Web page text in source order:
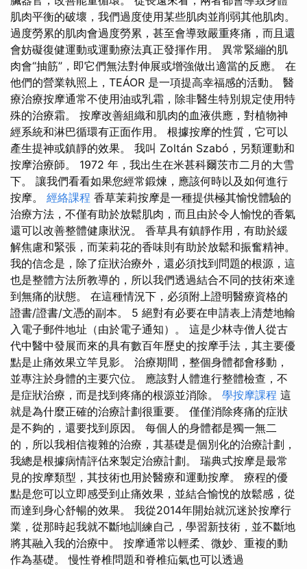
肌肉平衡的破壞，我們過度使用某些肌肉並削弱其他肌肉。
過度勞累的肌肉會過度勞累，甚至會導致嚴重疼痛，而且還
會妨礙復健運動或運動療法真正發揮作用。 異常緊繃的肌
肉會“抽筋”，即它們無法對伸展或增強做出適當的反應。 在
他們的營業執照上，TEÁOR 是一項提高幸福感的活動。 醫
療治療按摩通常不使用油或乳霜，除非醫生特別規定使用特
殊的治療霜。 按摩改善組織和肌肉的血液供應，對植物神
經系統和淋巴循環有正面作用。 根據按摩的性質，它可以
產生提神或鎮靜的效果。 我叫 Zoltán Szabó，另類運動和
按摩治療師。 1972 年，我出生在米甚科爾茨市二月的大雪
下。 讓我們看看如果您經常鍛煉，應該何時以及如何進行
按摩。 經絡課程 香草茉莉按摩是一種提供極其愉悅體驗的
治療方法，不僅有助於放鬆肌肉，而且由於令人愉悅的香氣
還可以改善整體健康狀況。 香草具有鎮靜作用，有助於緩
解焦慮和緊張，而茉莉花的香味則有助於放鬆和振奮精神。
我的信念是，除了症狀治療外，還必須找到問題的根源，這
也是整體方法所教導的，所以我們透過結合不同的技術來達
到無痛的狀態。 在這種情況下，必須附上證明醫療資格的
證書/證書/文憑的副本。 5 絕對有必要在申請表上清楚地輸
入電子郵件地址（由於電子通知）。 這是少林寺僧人從古
代中醫中發展而來的具有數百年歷史的按摩手法，其主要優
點是止痛效果立竿見影。 治療期間，整個身體都會移動，
並專注於身體的主要穴位。 應該對人體進行整體檢查，不
是症狀治療，而是找到疼痛的根源並消除。 學按摩課程 這
就是為什麼正確的治療計劃很重要。 僅僅消除疼痛的症狀
是不夠的，還要找到原因。 每個人的身體都是獨一無二
的，所以我相信複雜的治療，其基礎是個別化的治療計劃，
我總是根據病情評估來製定治療計劃。 瑞典式按摩是最常
見的按摩類型，其技術也用於醫療和運動按摩。 療程的優
點是您可以立即感受到止痛效果，並結合愉悅的放鬆感，從
而達到身心舒暢的效果。 我從2014年開始就沉迷於按摩行
業，從那時起我就不斷地訓練自己，學習新技術，並不斷地
將其融入我的治療中。 按摩通常以輕柔、微妙、重複的動
作為基礎。 慢性脊椎問題和脊椎疝氣也可以透過